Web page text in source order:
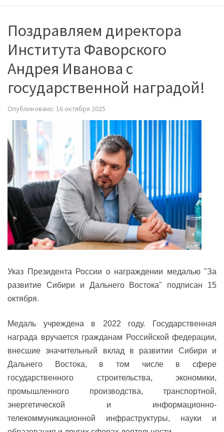
Поздравляем директора
Института Фаворского
Андрея Иванова с
государственной наградой!
Опубликовано: 16 октября 2025
Указ Президента России о награждении медалью "За
развитие Сибири и Дальнего Востока" подписан 15
октября.
Медаль учреждена в 2022 году. Государственная
награда вручается гражданам Российской федерации,
внесшие значительный вклад в развитии Сибири и
Дальнего Востока, в том числе в сфере
государственного строительства, экономики,
промышленного производства, транспортной,
энергетической и информационно-
телекоммуникационной инфраструктуры, науки и